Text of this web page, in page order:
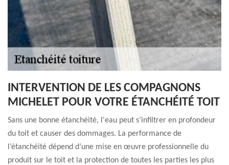
INTERVENTION DE LES COMPAGNONS
MICHELET POUR VOTRE ÉTANCHÉITÉ TOIT
Sans une bonne étanchéité, l'eau peut s’infiltrer en profondeur
du toit et causer des dommages. La performance de
l’étanchéité dépend d’une mise en œuvre professionnelle du
produit sur le toit et la protection de toutes les parties les plus